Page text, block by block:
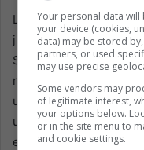
La inauguración
junio en Madrid, y la
San Jerónimo parece
museo. Dentro,
una vitrina que
un grabado en cobre
el sudor de
Your personal data
your device (cookies,
data) may be stored
partners, or used
may use precise
Some vendors may
of legitimate interest,
your options below.
or in the site menu to
and cookie settings.